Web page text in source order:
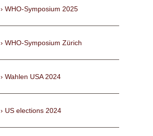
WHO-Symposium 2025
WHO-Symposium Zürich
Wahlen USA 2024
US elections 2024